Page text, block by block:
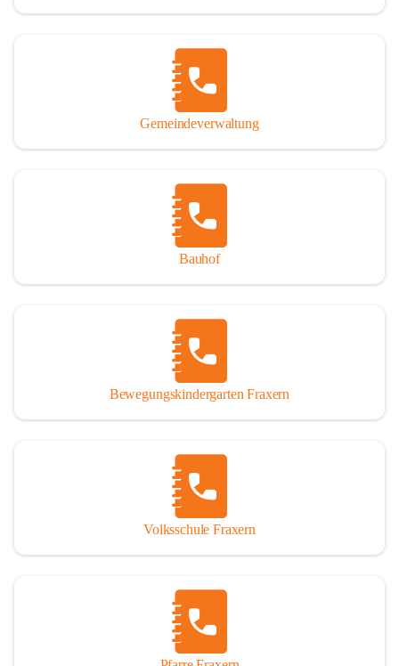
Gemeindeverwaltung
Bauhof
Bewegungskindergarten Fraxern
Volksschule Fraxern